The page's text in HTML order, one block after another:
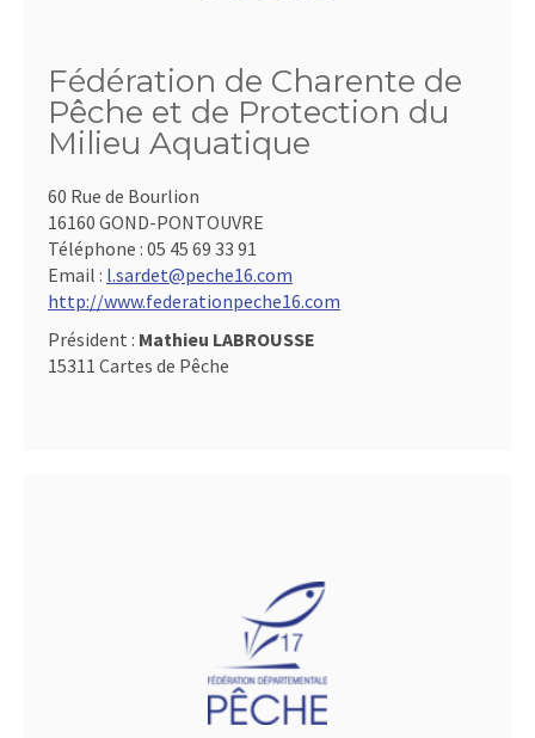
Fédération de Charente de
Pêche et de Protection du
Milieu Aquatique
60 Rue de Bourlion
16160 GOND-PONTOUVRE
Téléphone : 05 45 69 33 91
Email : l.sardet@peche16.com
http://www.federationpeche16.com
Président : Mathieu LABROUSSE
15311 Cartes de Pêche